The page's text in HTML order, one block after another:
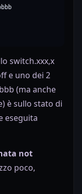
switch.xxx,x
e uno dei 2
(ma anche
è sullo stato di
eseguita
not
poco,